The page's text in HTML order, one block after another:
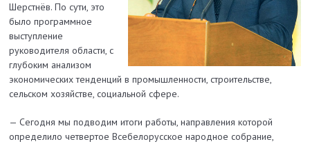
Шерст­нёв. По сути, это
было программное
выступление
руководителя области, с
глубоким анализом
экономических тенденций в промышленности, строительстве,
сельском хозяйстве, социальной сфере.
— Сегодня мы подводим итоги работы, направления которой
определило четвертое Всебелорусское народное собрание,